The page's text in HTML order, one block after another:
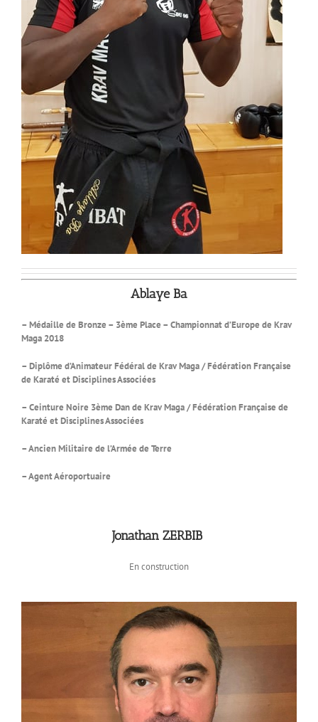
Ablaye Ba
– Médaille de Bronze – 3ème Place – Championnat d’Europe de Krav
Maga 2018
– Diplôme d’Animateur Fédéral de Krav Maga / Fédération Française
de Karaté et Disciplines Associées
– Ceinture Noire 3ème Dan de Krav Maga / Fédération Française de
Karaté et Disciplines Associées
– Ancien Militaire de l’Armée de Terre
– Agent Aéroportuaire
Jonathan ZERBIB
En construction